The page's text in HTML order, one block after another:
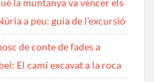
a peu: guia de l’excursió
de conte de fades a
El camí excavat a la roca